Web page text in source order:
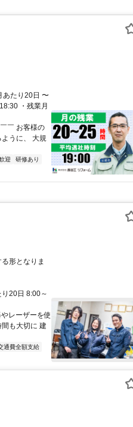
あたり20日 〜
・残業月
￣ お客様の
うに、 大規
迎
研修あり
形となりま
20日 8:00～
レーザーを使
も大切に 建
通費全額支給